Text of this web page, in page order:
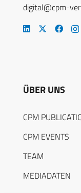
digital@cpm-
ÜBER UNS
CPM
CPM EVENTS
TEAM
MEDIADATEN